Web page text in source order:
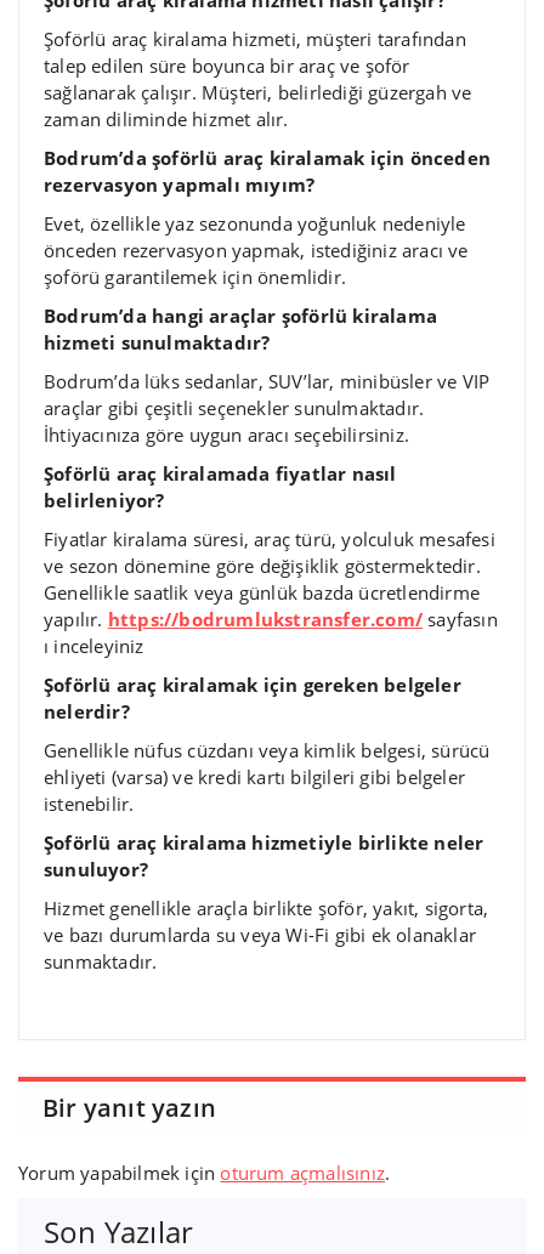
Şoförlü araç kiralama hizmeti, müşteri tarafından
talep edilen süre boyunca bir araç ve şoför
sağlanarak çalışır. Müşteri, belirlediği güzergah ve
zaman diliminde hizmet alır.
Bodrum’da şoförlü araç kiralamak için önceden
rezervasyon yapmalı mıyım?
Evet, özellikle yaz sezonunda yoğunluk nedeniyle
önceden rezervasyon yapmak, istediğiniz aracı ve
şoförü garantilemek için önemlidir.
Bodrum’da hangi araçlar şoförlü kiralama
hizmeti sunulmaktadır?
Bodrum’da lüks sedanlar, SUV’lar, minibüsler ve VIP
araçlar gibi çeşitli seçenekler sunulmaktadır.
İhtiyacınıza göre uygun aracı seçebilirsiniz.
Şoförlü araç kiralamada fiyatlar nasıl
belirleniyor?
Fiyatlar kiralama süresi, araç türü, yolculuk mesafesi
ve sezon dönemine göre değişiklik göstermektedir.
Genellikle saatlik veya günlük bazda ücretlendirme
yapılır. https://bodrumlukstransfer.com/ sayfasın
ı inceleyiniz
Şoförlü araç kiralamak için gereken belgeler
nelerdir?
Genellikle nüfus cüzdanı veya kimlik belgesi, sürücü
ehliyeti (varsa) ve kredi kartı bilgileri gibi belgeler
istenebilir.
Şoförlü araç kiralama hizmetiyle birlikte neler
sunuluyor?
Hizmet genellikle araçla birlikte şoför, yakıt, sigorta,
ve bazı durumlarda su veya Wi-Fi gibi ek olanaklar
sunmaktadır.
Bir yanıt yazın
Yorum yapabilmek için oturum açmalısınız.
Son Yazılar